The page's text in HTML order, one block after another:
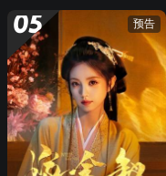
05 预告